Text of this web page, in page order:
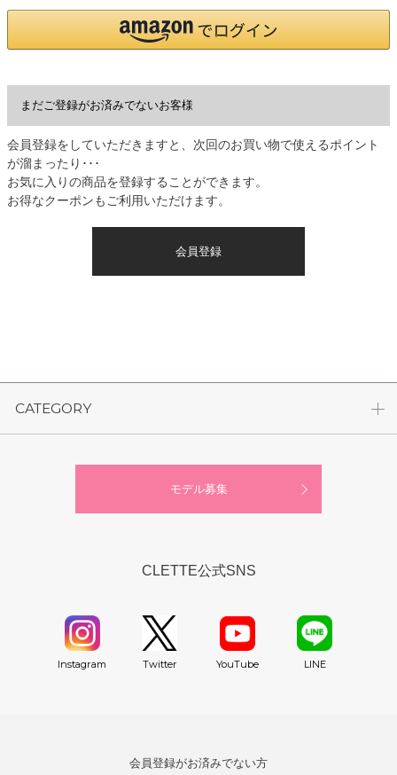
まだご登録がお済みでないお客様
会員登録をしていただきますと、次回のお買い物で使えるポイント
が溜まったり･･･
お気に入りの商品を登録することができます。
お得なクーポンもご利用いただけます。
会員登録
CATEGORY
モデル募集
CLETTE公式SNS
Instagram Twitter YouTube LINE
会員登録がお済みでない方